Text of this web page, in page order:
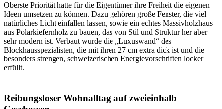
Oberste Priorität hatte für die Eigentümer ihre Freiheit die eigenen
Ideen umsetzen zu können. Dazu gehören große Fenster, die viel
natürliches Licht einfallen lassen, sowie ein echtes Massivholzhaus
aus Polarkiefernholz zu bauen, das von Stil und Struktur her aber
sehr modern ist. Verbaut wurde die „Luxuswand“ des
Blockhausspezialisten, die mit ihren 27 cm extra dick ist und die
besonders strengen, schweizerischen Energievorschriften locker
erfüllt.
Reibungsloser Wohnalltag auf zweieinhalb